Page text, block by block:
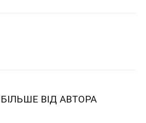
БІЛЬШЕ ВІД АВТОРА